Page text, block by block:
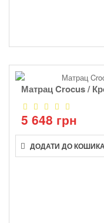
Матрац Crocus /
5 648 грн
ДОДАТИ ДО